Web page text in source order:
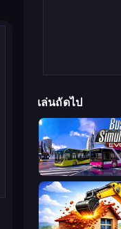
เล่นถัดไป
Bus Simulator: EVO